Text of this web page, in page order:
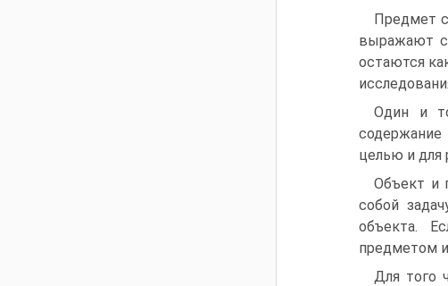
Предмет
выражают
остаются
Один и
целью и для
Объект и
собой
объекта.
предметом
Для того